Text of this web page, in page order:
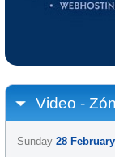
Video -
Sunday 28 February